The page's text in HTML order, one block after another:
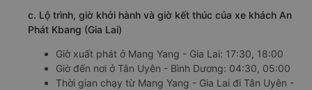
c. Lộ trình, giờ khởi hành và giờ kết thúc của xe khách An
Phát Kbang (Gia Lai)
Giờ xuất phát ở Mang Yang - Gia Lai: 17:30, 18:00
Giờ đến nơi ở Tân Uyên - Bình Dương: 04:30, 05:00
Thời gian chạy từ Mang Yang - Gia Lai đi Tân Uyên -